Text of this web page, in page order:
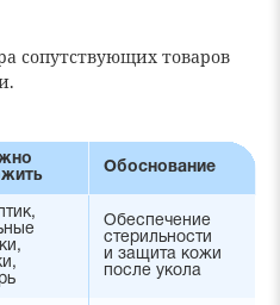
сопутствующих товаров
Обоснование
Обеспечение
стерильности
и защита кожи
после укола